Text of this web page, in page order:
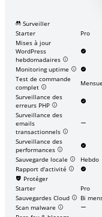
Surveiller
Starter
Pro
Mises à jour
WordPress
hebdomadaires
Monitoring uptime
Test de commande
complet
Surveillance des
erreurs PHP
Surveillance des
emails
transactionnels
Surveillance des
performances
Sauvegarde locale
Hebdo
Rapport d'activité
Protéger
Starter
Pro
Sauvegardes Cloud
Bi
Scan malware